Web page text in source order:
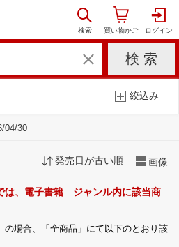
絞込み
04/30
発売日が古い順 画像
は、電子書籍 ジャンル内に該当商
の場合、「全商品」にて以下のとおり該